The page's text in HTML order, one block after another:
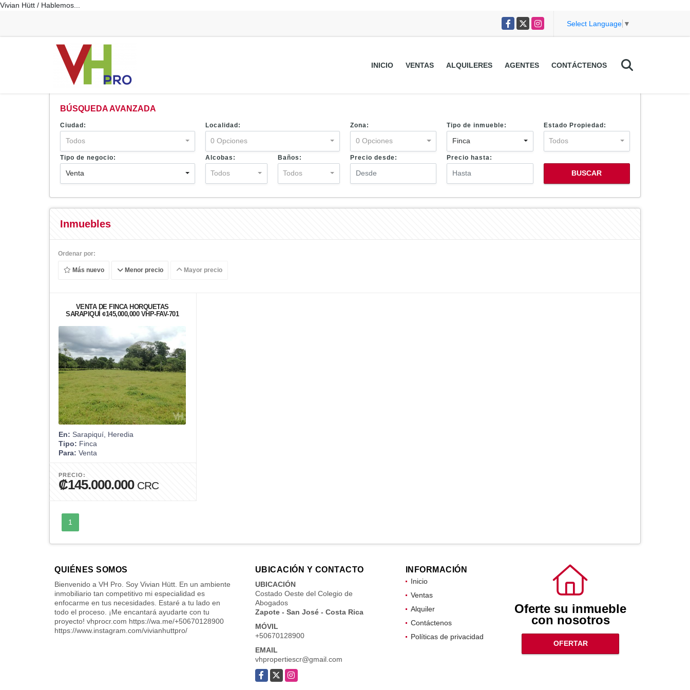
Vivian Hütt / Hablemos...
Facebook
X Instagram Select Language ▼
INICIO VENTAS ALQUILERES AGENTES CONTÁCTENOS
BÚSQUEDA AVANZADA
Ciudad:
Todos
Localidad:
0 Opciones
Zona:
0 Opciones
Tipo de inmueble:
Finca
Estado Propiedad:
Todos
Tipo de negocio:
Venta
Alcobas:
Todos
Baños:
Todos
Precio desde: Precio hasta:
BUSCAR
Inmuebles
Ordenar por:
Más nuevo Menor precio Mayor precio
VENTA DE FINCA HORQUETAS
SARAPIQUÍ ¢145,000,000 VHP-FAV-701
En: Sarapiquí, Heredia
Tipo: Finca
Para: Venta
PRECIO:
₡145.000.000 CRC
1
QUIÉNES SOMOS
Bienvenido a VH Pro. Soy Vivian Hütt. En un ambiente
inmobiliario tan competitivo mi especialidad es
enfocarme en tus necesidades. Estaré a tu lado en
todo el proceso. ¡Me encantará ayudarte con tu
proyecto! vhprocr.com https://wa.me/+50670128900
https://www.instagram.com/vivianhuttpro/
UBICACIÓN Y CONTACTO
UBICACIÓN
Costado Oeste del Colegio de
Abogados
Zapote - San José - Costa Rica
MÓVIL
+50670128900
EMAIL
vhpropertiescr@gmail.com
Facebook
X Instagram
INFORMACIÓN
Inicio
Ventas
Alquiler
Contáctenos
Políticas de privacidad
Oferte su inmueble
con nosotros
OFERTAR